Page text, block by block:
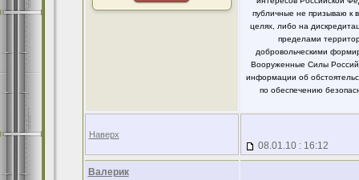
публичные не призываю к
целях, либо на
пределами
добровольческими
Вооруженные Силы
информации об
по обеспечению
Наверх
08.01.10 : 16:12
Валерик